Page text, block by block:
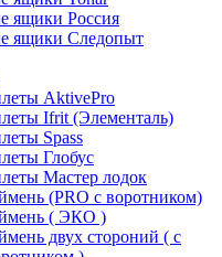
ящики Россия
ящики Следопыт
AktivePro
Ifrit (Элементаль)
Spass
Глобус
Мастер лодок
(PRO c воротником)
( ЭКО )
двух стороний ( с